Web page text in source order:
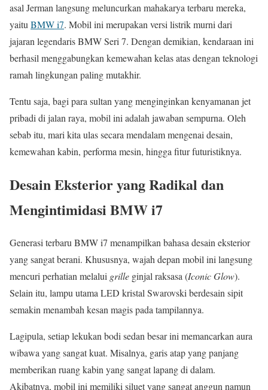
asal Jerman langsung meluncurkan mahakarya terbaru mereka,
yaitu BMW i7. Mobil ini merupakan versi listrik murni dari
jajaran legendaris BMW Seri 7. Dengan demikian, kendaraan ini
berhasil menggabungkan kemewahan kelas atas dengan teknologi
ramah lingkungan paling mutakhir.
Tentu saja, bagi para sultan yang menginginkan kenyamanan jet
pribadi di jalan raya, mobil ini adalah jawaban sempurna. Oleh
sebab itu, mari kita ulas secara mendalam mengenai desain,
kemewahan kabin, performa mesin, hingga fitur futuristiknya.
Desain Eksterior yang Radikal dan
Mengintimidasi BMW i7
Generasi terbaru BMW i7 menampilkan bahasa desain eksterior
yang sangat berani. Khususnya, wajah depan mobil ini langsung
mencuri perhatian melalui grille ginjal raksasa (Iconic Glow).
Selain itu, lampu utama LED kristal Swarovski berdesain sipit
semakin menambah kesan magis pada tampilannya.
Lagipula, setiap lekukan bodi sedan besar ini memancarkan aura
wibawa yang sangat kuat. Misalnya, garis atap yang panjang
memberikan ruang kabin yang sangat lapang di dalam.
Akibatnya, mobil ini memiliki siluet yang sangat anggun namun